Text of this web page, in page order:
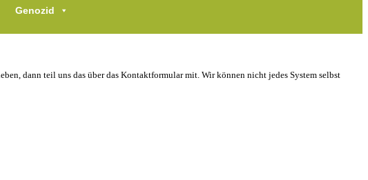
Genozid
dann teil uns das über das Kontaktformular mit. Wir können nicht jedes System selbst